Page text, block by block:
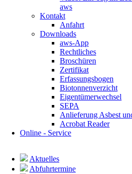
aws
Kontakt
Anfahrt
Downloads
aws-App
Rechtliches
Broschüren
Zertifikat
Erfassungsbogen
Biotonnenverzicht
Eigentümerwechsel
SEPA
Anlieferung Asbest
Acrobat Reader
Online - Service
überspringenAktuelles
Abfuhrtermine